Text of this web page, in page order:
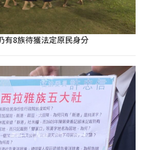
有8族待獲法定原民身分